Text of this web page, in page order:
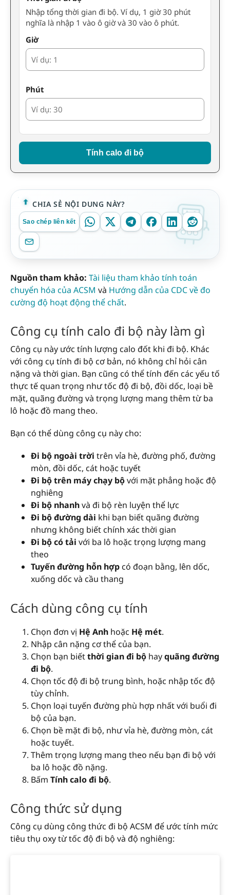
Nhập tổng thời gian đi bộ. Ví dụ, 1 giờ 30 phút
nghĩa là nhập 1 vào ô giờ và 30 vào ô phút.
Giờ
Phút
Tính calo đi bộ
CHIA SẺ NỘI DUNG NÀY?
Sao chép liên kết
Nguồn tham khảo: Tài liệu tham khảo tính toán
chuyển hóa của ACSM và Hướng dẫn của CDC về đo
cường độ hoạt động thể chất.
Công cụ tính calo đi bộ này làm gì
Công cụ này ước tính lượng calo đốt khi đi bộ. Khác
với công cụ tính đi bộ cơ bản, nó không chỉ hỏi cân
nặng và thời gian. Bạn cũng có thể tính đến các yếu tố
thực tế quan trọng như tốc độ đi bộ, đồi dốc, loại bề
mặt, quãng đường và trọng lượng mang thêm từ ba
lô hoặc đồ mang theo.
Bạn có thể dùng công cụ này cho:
Đi bộ ngoài trời trên vỉa hè, đường phố, đường
mòn, đồi dốc, cát hoặc tuyết
Đi bộ trên máy chạy bộvới mặt phẳng hoặc độ
nghiêng
Đi bộ nhanhvà đi bộ rèn luyện thể lực
Đi bộ đường dài khi bạn biết quãng đường
nhưng không biết chính xác thời gian
Đi bộ có tải với ba lô hoặc trọng lượng mang
theo
Tuyến đường hỗn hợp có đoạn bằng, lên dốc,
xuống dốc và cầu thang
Cách dùng công cụ tính
Chọn đơn vị Hệ Anh hoặc Hệ mét.
Nhập cân nặng cơ thể của bạn.
Chọn bạn biếtthời gian đi bộ hayquãng đường
đi bộ.
Chọn tốc độ đi bộ trung bình, hoặc nhập tốc độ
tùy chỉnh.
Chọn loại tuyến đường phù hợp nhất với buổi đi
bộ của bạn.
Chọn bề mặt đi bộ, như vỉa hè, đường mòn, cát
hoặc tuyết.
Thêm trọng lượng mang theo nếu bạn đi bộ với
ba lô hoặc đồ nặng.
Bấm Tính calo đi bộ.
Công thức sử dụng
Công cụ dùng công thức đi bộ ACSM để ước tính mức
tiêu thụ oxy từ tốc độ đi bộ và độ nghiêng: